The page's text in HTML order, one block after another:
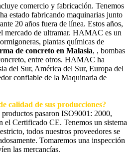
comercio y fabricación. Tenemos
estado fabricando maquinarias junto
20 años fuera de línea. Estos años,
mercado de ultramar. HAMAC es un
plantas químicas de
de concreto en Malasia, , bombas
entre otros. HAMAC ha
del Sur, América del Sur, Europa del
confiable de la Maquinaria de
calidad de sus producciones?
productos pasaron ISO9001: 2000,
el Certificado CE. Tenemos un sistema
todos nuestros proveedores se
Tomaremos una inspección
las mercancías.